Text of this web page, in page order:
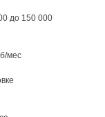
до 150 000
мес